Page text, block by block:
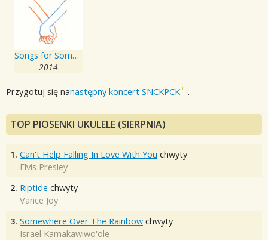
Songs for Someone You Love
2014
Przygotuj się nanastępny koncert SNCKPCK .
TOP PIOSENKI UKULELE (SIERPNIA)
1. Can't Help Falling In Love With You chwyty
Elvis Presley
2. Riptide chwyty
Vance Joy
3. Somewhere Over The Rainbow chwyty
Israel Kamakawiwo'ole